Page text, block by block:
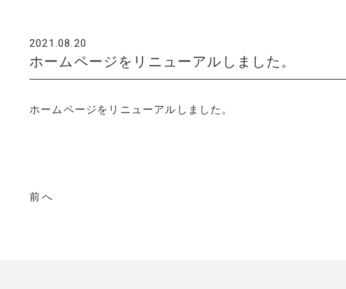
2021.08.20
ホームページをリニューアルしました。
ホームページをリニューアルしました。
前へ